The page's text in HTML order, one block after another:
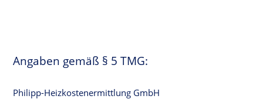
Angaben gemäß § 5 TMG:
Philipp-Heizkostenermittlung GmbH